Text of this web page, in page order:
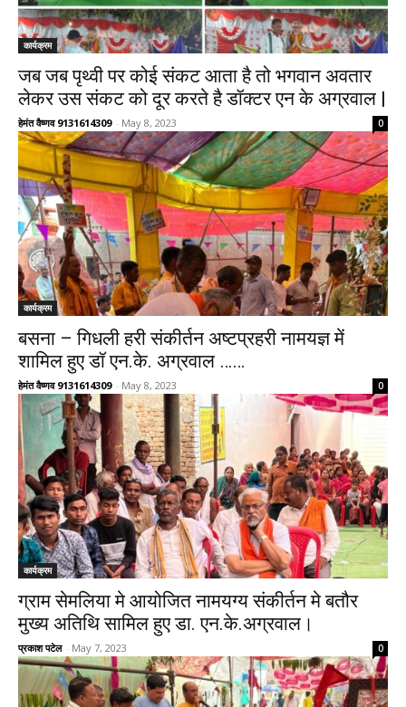
कार्यक्रम
जब जब पृथ्वी पर कोई संकट आता है तो भगवान अवतार
लेकर उस संकट को दूर करते है डॉक्टर एन के अग्रवाल |
हेमंत वैष्णव 9131614309 - May 8, 2023 0
कार्यक्रम
बसना – गिधली हरी संकीर्तन अष्टप्रहरी नामयज्ञ में
शामिल हुए डॉ एन.के. अग्रवाल ……
हेमंत वैष्णव 9131614309 - May 8, 2023 0
कार्यक्रम
ग्राम सेमलिया मे आयोजित नामयग्य संकीर्तन मे बतौर
मुख्य अतिथि सामिल हुए डा. एन.के.अग्रवाल।
प्रकाश पटेल - May 7, 2023 0